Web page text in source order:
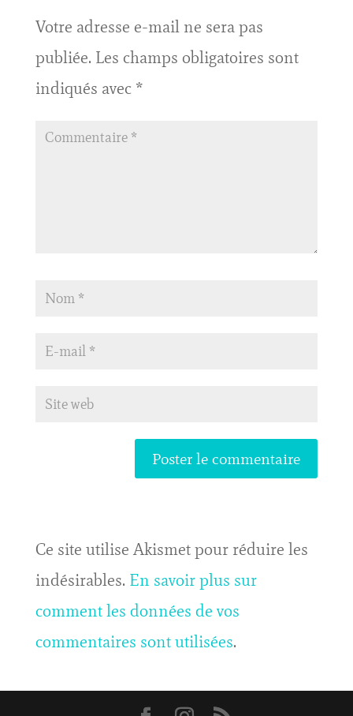
Votre adresse e-mail ne sera pas
publiée. Les champs obligatoires sont
indiqués avec *
Ce site utilise Akismet pour réduire les
indésirables. En savoir plus sur
comment les données de vos
commentaires sont utilisées.